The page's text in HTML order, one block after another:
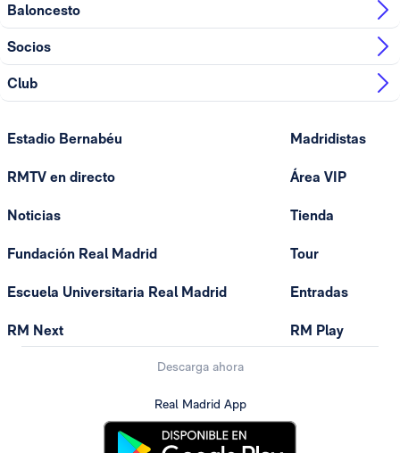
Baloncesto
Socios
Club
Estadio Bernabéu
RMTV en directo
Noticias
Fundación Real Madrid
Escuela Universitaria Real Madrid
RM Next
Madridistas
Área VIP
Tienda
Tour
Entradas
RM Play
Descarga ahora
Real Madrid App